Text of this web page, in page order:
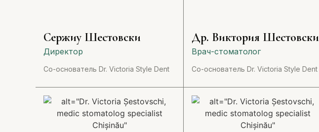
Сержиу Шестовски
Директор
Со-основатель Dr. Victoria Style Dent
Др. Виктория Шестовски
Врач-стоматолог
Со-основатель Dr. Victoria Style Dent